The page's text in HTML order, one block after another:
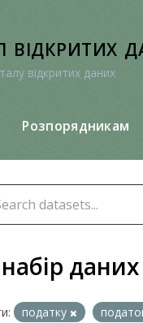
відкритих
відкритих даних
Розпорядникам
податку